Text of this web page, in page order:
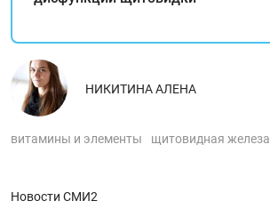
НИКИТИНА АЛЕНА
витамины и элементы щитовидная железа
Новости СМИ2